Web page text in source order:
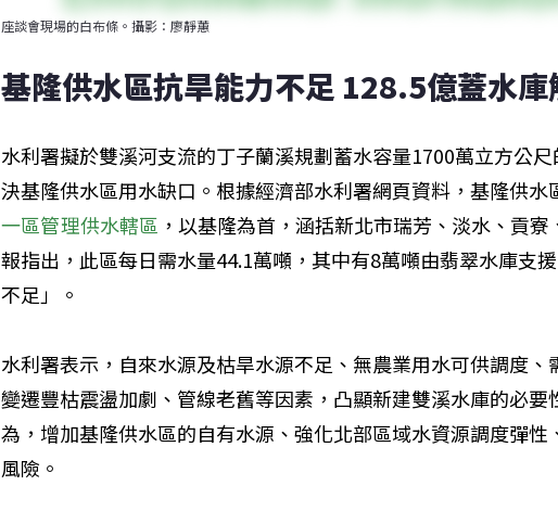
座談會現場的白布條。攝影：廖靜蕙
基隆供水區抗旱能力不足 128.5億蓋水庫
水利署擬於雙溪河支流的丁子蘭溪規劃蓄水容量1700萬立方公
決基隆供水區用水缺口。根據經濟部水利署網頁資料，基隆供水
一區管理供水轄區 ，以基隆為首，涵括新北市瑞芳、淡水、貢
報指出，此區每日需水量44.1萬噸，其中有8萬噸由翡翠水庫支
不足」。
水利署表示，自來水源及枯旱水源不足、無農業用水可供調度
變遷豐枯震盪加劇、管線老舊等因素，凸顯新建雙溪水庫的必要
為，增加基隆供水區的自有水源、強化北部區域水資源調度彈
風險。